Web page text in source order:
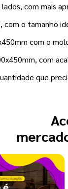
com mais
com o tamanho
com o
com
que